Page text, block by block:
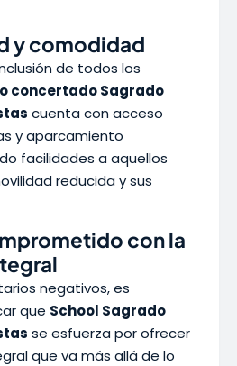
y comodidad
de todos los
concertado Sagrado
cuenta con acceso
y aparcamiento
facilidades a aquellos
reducida y sus
con la
negativos, es
que School Sagrado
se esfuerza por ofrecer
que va más allá de lo